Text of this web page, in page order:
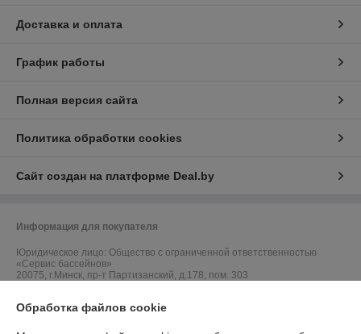
Доставка и оплата
График работы
Полная версия сайта
Политика обработки cookies
Сайт создан на платформе Deal.by
Информация для покупателя
Юридическое лицо: Общество с ограниченной ответственностью
«Сервис бассейнов»
20075, г.Минск, пр-т Партизанский, д.178, пом. 303
Регистрационный номер ЕГР: 193978451
Обработка файлов cookie